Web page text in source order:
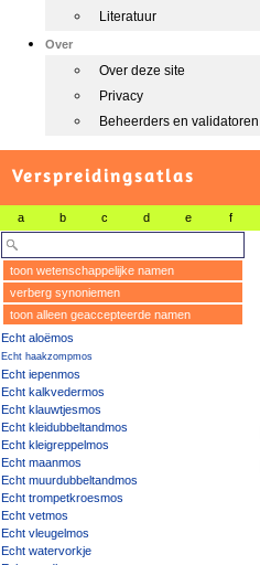
Literatuur
Over
Over deze site
Privacy
Beheerders en validatoren
Verspreidingsatlas
a b c d e f
toon wetenschappelijke namen
verberg synoniemen
toon alleen geaccepteerde namen
Echt aloëmos
Echt haakzompmos
Echt iepenmos
Echt kalkvedermos
Echt klauwtjesmos
Echt kleidubbeltandmos
Echt kleigreppelmos
Echt maanmos
Echt muurdubbeltandmos
Echt trompetkroesmos
Echt vetmos
Echt vleugelmos
Echt watervorkje